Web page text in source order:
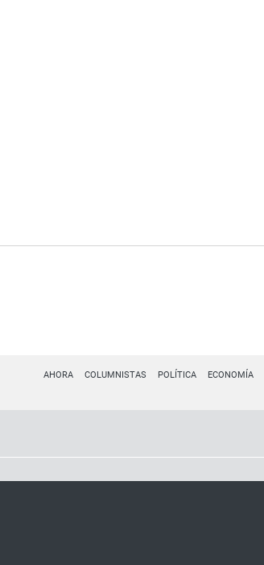
AHORA COLUMNISTAS POLÍTICA ECONOMÍA